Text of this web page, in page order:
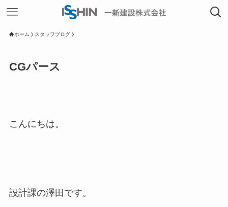
ホーム スタッフブログ
CGパース
こんにちは。
設計課の澤田です。